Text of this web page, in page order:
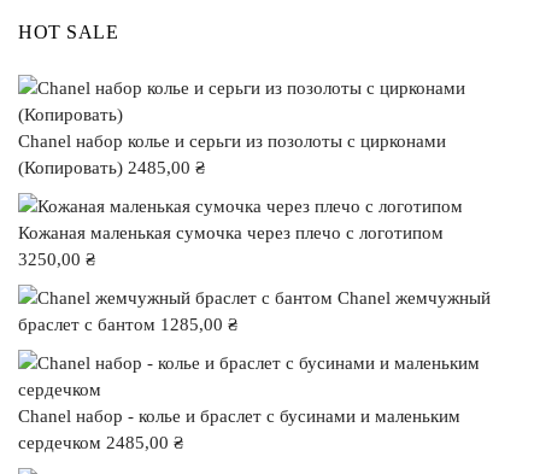
HOT SALE
Chanel набор колье и серьги из позолоты с цирконами
(Копировать) 2485,00 ₴
Кожаная маленькая сумочка через плечо с логотипом
3250,00 ₴
Chanel жемчужный
браслет с бантом 1285,00 ₴
Chanel набор - колье и браслет с бусинами и маленьким
сердечком 2485,00 ₴